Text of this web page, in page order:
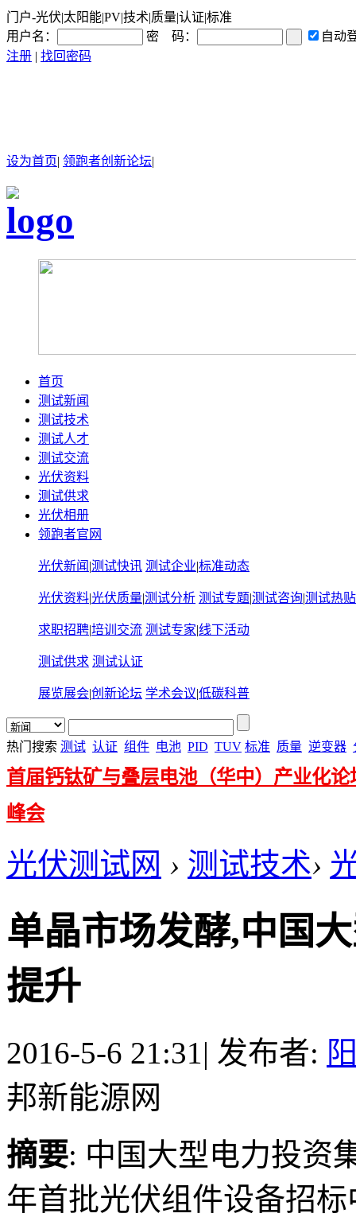
门户-光伏|太阳能|PV|技术|质量|认证|标准
用户名：
密 码：
自动
注册 | 找回密码
设为首页| 领跑者创新论坛|
首页
测试新闻
测试技术
测试人才
测试交流
光伏资料
测试供求
光伏相册
领跑者官网
光伏新闻 |测试快讯 测试企业|标准动态
光伏资料|光伏质量|测试分析 测试专题|测试咨询|测试热贴
求职招聘|培训交流 测试专家|线下活动
测试供求 测试认证
展览展会|创新论坛 学术会议|低碳科普
热门搜索 测试 认证 组件 电池 PID TUV 标准 质量 逆变器
首届钙钛矿与叠层电池（华中）产业化论
峰会
光伏测试网 › 测试技术›
单晶市场发酵,中国
提升
2016-5-6 21:31| 发布者:
邦新能源网
摘要: 中国大型电力投
年首批光伏组件设备招